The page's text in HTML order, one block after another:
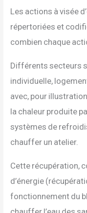
Les actions à visée
répertoriées et
combien chaque
Différents secteurs
individuelle,
avec, pour
la chaleur produite
systèmes de
chauffer un atelier.
Cette récupération,
d’énergie
fonctionnement du